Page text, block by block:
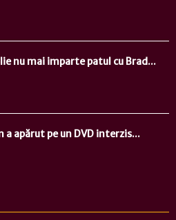
nu mai imparte patul cu Brad...
a apărut pe un DVD interzis...